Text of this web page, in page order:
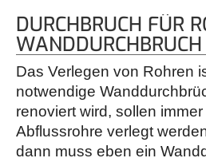
DURCHBRUCH FÜR
WANDDURCHBRUCH
Das Verlegen von Rohren
notwendige
renoviert wird, sollen
Abflussrohre verlegt
dann muss eben ein